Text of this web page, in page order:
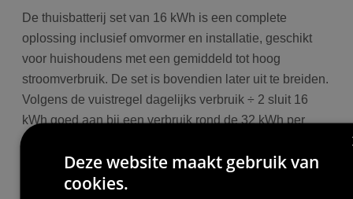
De thuisbatterij set van 16 kWh is een complete
oplossing inclusief omvormer en installatie, geschikt
voor huishoudens met een gemiddeld tot hoog
stroomverbruik. De set is bovendien later uit te breiden.
Volgens de vuistregel dagelijks verbruik ÷ 2 sluit 16
kWh goed aan bij een verbruik rond de 32 kWh per
dag. Zo dek je een groot deel van je avond en
nachtverbruik met eigen stroom.
Deze website maakt gebruik van
cookies.